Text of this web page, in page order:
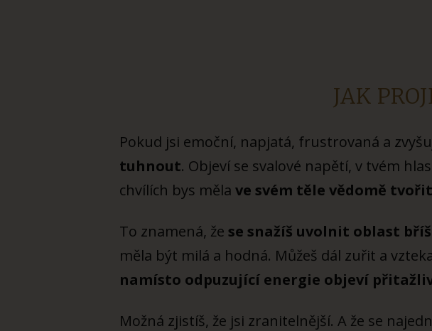
JAK
Pokud jsi emoční, napjatá, frustrovaná a
tuhnout. Objeví se svalové napětí, v tvém
chvílích bys měla ve svém těle vědomě
To znamená, že se snažíš uvolnit oblast
měla být milá a hodná. Můžeš dál zuřit a
namísto odpuzující energie objeví
Možná zjistíš, že jsi zranitelnější. A že se